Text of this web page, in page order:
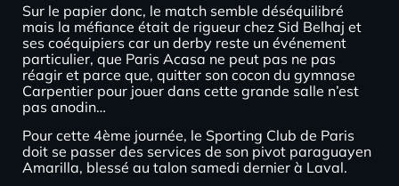
Sur le papier donc, le match semble déséquilibré
mais la méfiance était de rigueur chez Sid Belhaj et
ses coéquipiers car un derby reste un événement
particulier, que Paris Acasa ne peut pas ne pas
réagir et parce que, quitter son cocon du gymnase
Carpentier pour jouer dans cette grande salle n’est
pas anodin…
Pour cette 4ème journée, le Sporting Club de Paris
doit se passer des services de son pivot paraguayen
Amarilla, blessé au talon samedi dernier à Laval.